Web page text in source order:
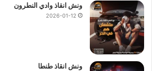
ونش انقاذ وادي النطرون
2026-01-12
ونش انقاذ طنطا